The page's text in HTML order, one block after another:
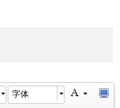
字体